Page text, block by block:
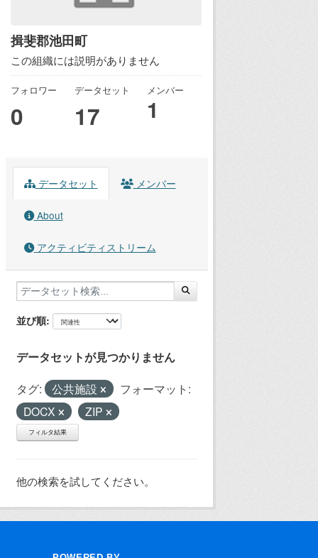
揖斐郡池田町
この組織には説明がありません
フォロワー
0
データセット
17
メンバー
1
データセット メンバー
About
アクティビティストリーム
並び順
データセットが見つかりません
タグ: 公共施設
フォーマット:
DOCX
ZIP
フィルタ結果
他の検索を試してください。